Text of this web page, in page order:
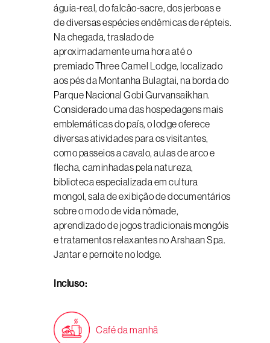
águia-real, do falcão-sacre, dos jerboas e
de diversas espécies endêmicas de répteis.
Na chegada, traslado de
aproximadamente uma hora até o
premiado Three Camel Lodge, localizado
aos pés da Montanha Bulagtai, na borda do
Parque Nacional Gobi Gurvansaikhan.
Considerado uma das hospedagens mais
emblemáticas do país, o lodge oferece
diversas atividades para os visitantes,
como passeios a cavalo, aulas de arco e
flecha, caminhadas pela natureza,
biblioteca especializada em cultura
mongol, sala de exibição de documentários
sobre o modo de vida nômade,
aprendizado de jogos tradicionais mongóis
e tratamentos relaxantes no Arshaan Spa.
Jantar e pernoite no lodge.
Incluso:
Café da manhã